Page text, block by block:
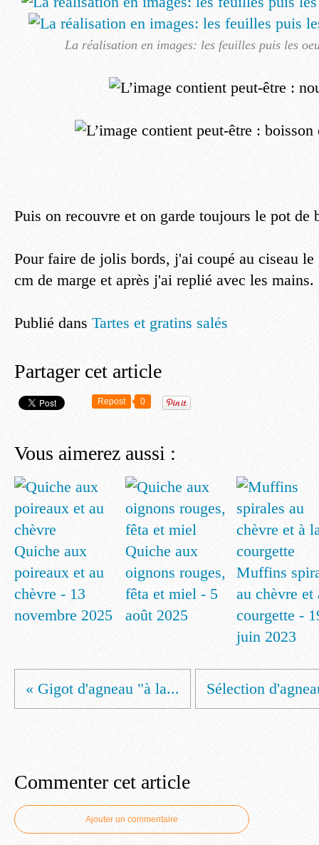
La réalisation en images: les feuilles puis les
Puis on recouvre et on garde toujours le pot de
Pour faire de jolis bords, j'ai coupé au ciseau
cm de marge et après j'ai replié avec les mains.
Publié dans Tartes et gratins salés
Partager cet article
Repost 0
Vous aimerez aussi :
Quiche aux
poireaux et au
chèvre - 13
novembre 2025
Quiche aux
oignons rouges,
fêta et miel - 5
août 2025
Muffins
au chèvre et
courgette -
juin 2023
« Gigot d'agneau "à la... Sélection
Commenter cet article
Ajouter un commentaire